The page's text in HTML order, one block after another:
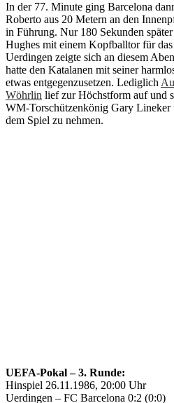
In der 77. Minute ging Barcelona
Roberto aus 20 Metern an den
in Führung. Nur 180 Sekunden
Hughes mit einem Kopfballtor für
Uerdingen zeigte sich an diesem
hatte den Katalanen mit seiner
etwas entgegenzusetzen. Lediglich
Wöhrlin lief zur Höchstform auf und
WM-Torschützenkönig Gary Lineker
dem Spiel zu nehmen.
UEFA-Pokal – 3. Runde:
Hinspiel 26.11.1986, 20:00 Uhr
Uerdingen – FC Barcelona 0:2 (0:0)